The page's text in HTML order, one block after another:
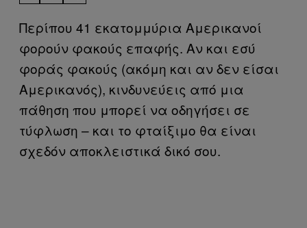
Περίπου 41 εκατομμύρια Αμερικανοί
φορούν φακούς επαφής. Αν και εσύ
φοράς φακούς (ακόμη και αν δεν είσαι
Αμερικανός), κινδυνεύεις από μια
πάθηση που μπορεί να οδηγήσει σε
τύφλωση – και το φταίξιμο θα είναι
σχεδόν αποκλειστικά δικό σου.